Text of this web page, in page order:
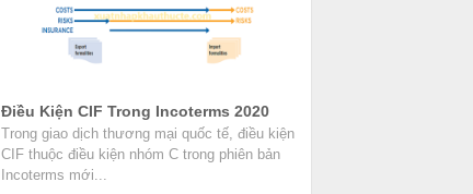
Điều Kiện CIF Trong Incoterms 2020
Trong giao dịch thương mại quốc tế, điều kiện
CIF thuộc điều kiện nhóm C trong phiên bản
Incoterms mới...